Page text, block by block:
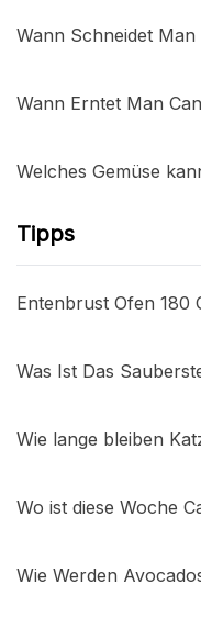
Wann Schneidet
Wann Erntet Man
Welches Gemüse
Tipps
Entenbrust Ofen 180
Was Ist Das
Wie lange bleiben
Wo ist diese Woche
Wie Werden